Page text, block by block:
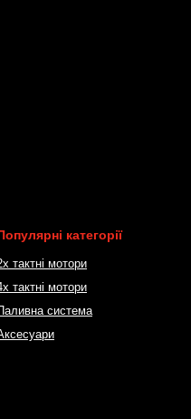
категорії
тактні мотори
тактні мотори
Паливна система